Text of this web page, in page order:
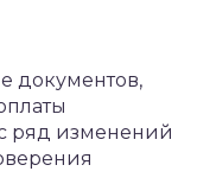
документов,
ряд изменений